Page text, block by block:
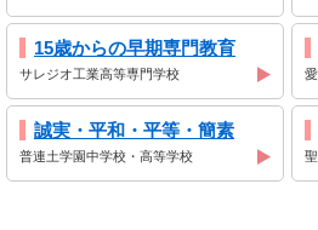
15歳からの早期専門教育
サレジオ工業高等専門学校
誠実・平和・平等・簡素
普連土学園中学校・高等学校